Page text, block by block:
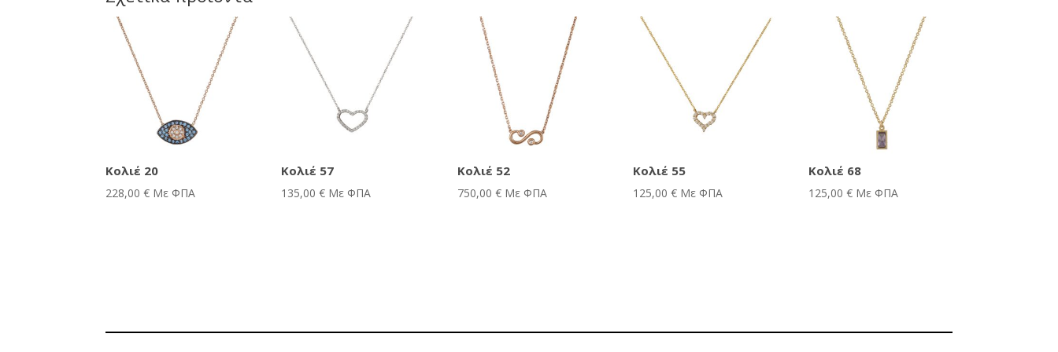
Κολιέ 20
228,00€ Με ΦΠΑ
Κολιέ 57
135,00€ Με ΦΠΑ
Κολιέ 52
750,00 € Με ΦΠΑ
Κολιέ 55
125,00 € Με ΦΠΑ
Κολιέ 68
125,00 € Με ΦΠΑ